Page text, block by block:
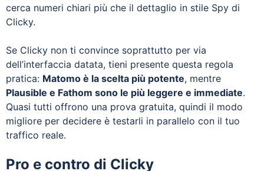
cerca numeri chiari più che il dettaglio in stile Spy di
Clicky.
Se Clicky non ti convince soprattutto per via
dell’interfaccia datata, tieni presente questa regola
pratica: Matomo è la scelta più potente, mentre
Plausible e Fathom sono le più leggere e immediate.
Quasi tutti offrono una prova gratuita, quindi il modo
migliore per decidere è testarli in parallelo con il tuo
traffico reale.
Pro e contro di Clicky